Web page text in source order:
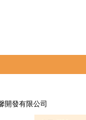
開發有限公司